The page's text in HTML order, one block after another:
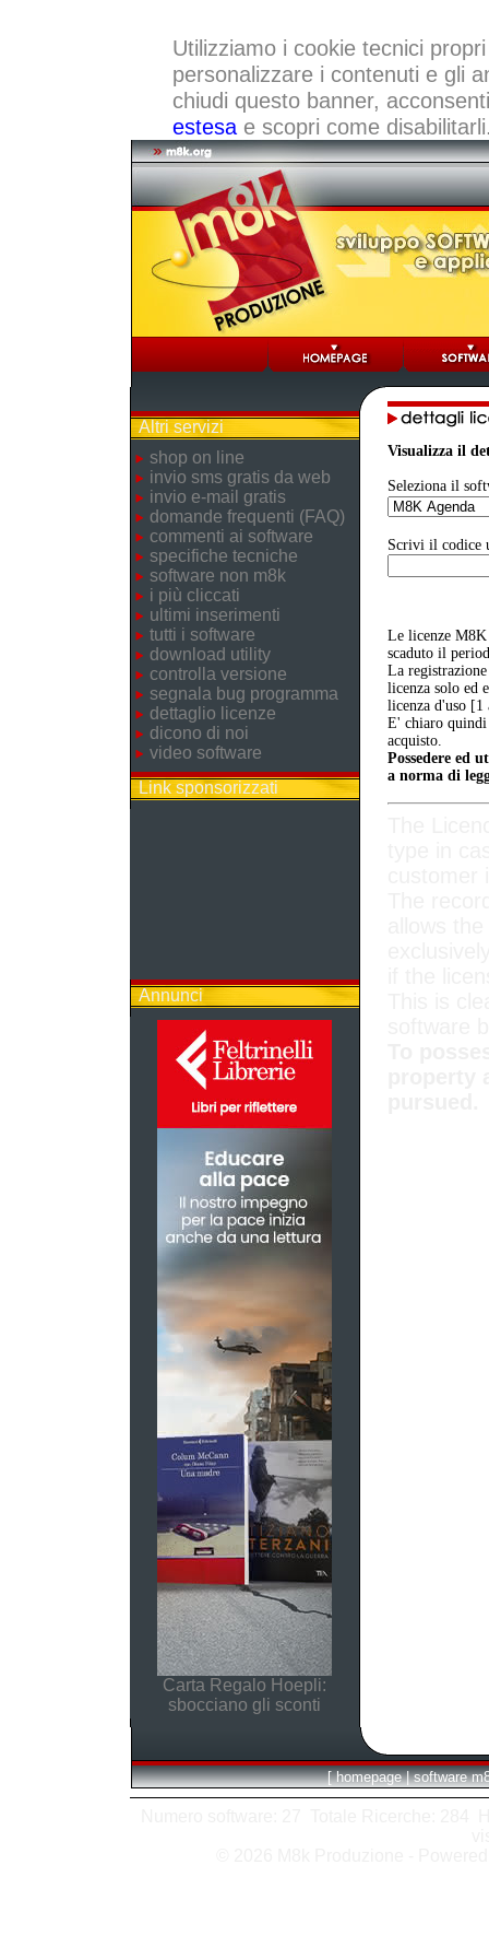
Utilizziamo i cookie tecnici
personalizzare i contenuti e gli
chiudi questo banner,
estesae scopri come
Altri servizi
shop on line
invio sms gratis da web
invio e-mail gratis
domande frequenti (FAQ)
commenti ai software
specifiche tecniche
software non m8k
i più cliccati
ultimi inserimenti
tutti i software
download utility
controlla versione
segnala bug programma
dettaglio licenze
dicono di noi
video software
Link sponsorizzati
Annunci
Carta Regalo Hoepli:
sbocciano gli sconti
Visualizza il
Seleziona il
Scrivi il codice
Le licenze M8K
scaduto il
La
licenza solo ed
licenza d'uso [1
E' chiaro quindi
acquisto.
Possedere ed
a norma di
[ homepage | software